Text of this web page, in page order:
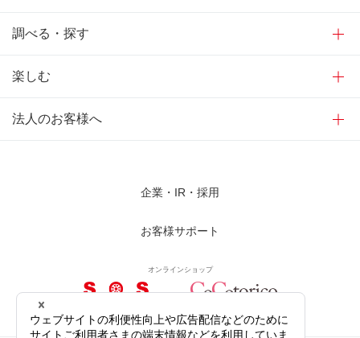
調べる・探す
楽しむ
法人のお客様へ
企業・IR・採用
お客様サポート
オンラインショップ